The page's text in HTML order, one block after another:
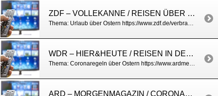
ZDF – VOLLEKANNE / REISEN ÜBER DIE OSTERTAGE
Thema: Urlaub über Ostern https://www.zdf.de/verbraucher/volle-kanne/ostern-ohne-urlaub-100.html
WDR – HIER&HEUTE / REISEN IN DEN OSTERFERIEN
Thema: Coronaregeln über Ostern https://www.ardmediathek.de/wdr/video/hier-und-heute/urlaub-in-den-osterferien-was-ist-nach-dem-corona-gipfel-noch-moeglich/wdr-fernsehen/Y3JpZDovL3dkci5kZS9CZWl0cmFnLTQ1YzYzZmViLTcxZGYtNDA0NS1hZWM5LTIwMTk3OGYzMGYzNA/
ARD – MORGENMAGAZIN / CORONAREGELN